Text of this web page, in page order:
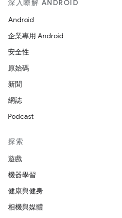
深入瞭解 ANDROID
Android
企業專用 Android
安全性
原始碼
新聞
網誌
Podcast
探索
遊戲
機器學習
健康與健身
相機與媒體